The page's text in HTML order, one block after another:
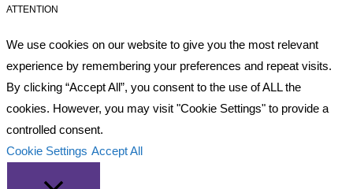
ATTENTION
We use cookies on our website to give you the most relevant
experience by remembering your preferences and repeat visits.
By clicking “Accept All”, you consent to the use of ALL the
cookies. However, you may visit "Cookie Settings" to provide a
controlled consent.
Cookie Settings Accept All